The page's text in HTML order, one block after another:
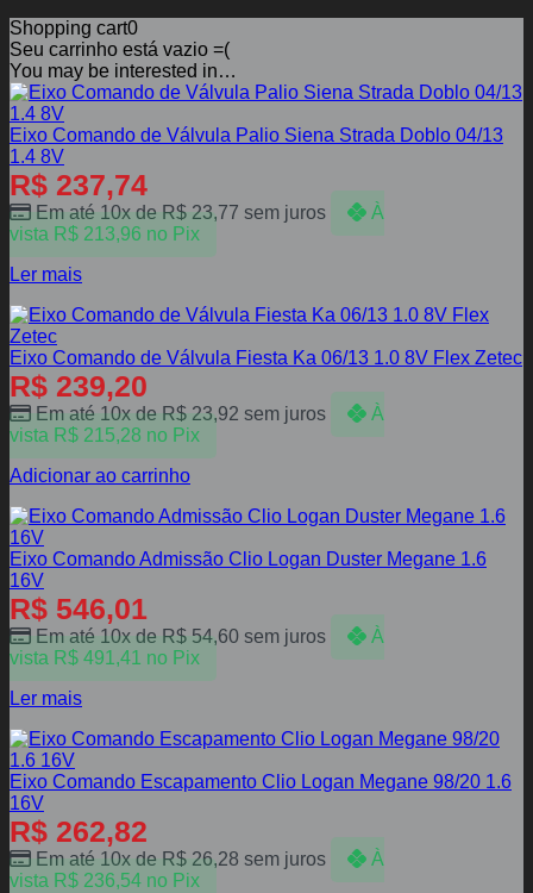
Shopping cart0
Seu carrinho está vazio =(
You may be interested in…
Eixo Comando de Válvula Palio Siena Strada Doblo 04/13
1.4 8V
R$ 237,74
Em até 10x de R$ 23,77 sem juros
À
vista R$ 213,96 no Pix
Ler mais
Eixo Comando de Válvula Fiesta Ka 06/13 1.0 8V Flex Zetec
R$ 239,20
Em até 10x de R$ 23,92 sem juros
À
vista R$ 215,28 no Pix
Adicionar ao carrinho
Eixo Comando Admissão Clio Logan Duster Megane 1.6
16V
R$ 546,01
Em até 10x de R$ 54,60 sem juros
À
vista R$ 491,41 no Pix
Ler mais
Eixo Comando Escapamento Clio Logan Megane 98/20 1.6
16V
R$ 262,82
Em até 10x de R$ 26,28 sem juros
À
vista R$ 236,54 no Pix